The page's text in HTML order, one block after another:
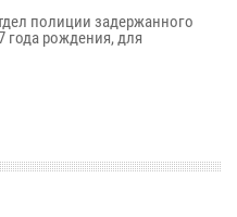
полиции задержанного
года рождения, для